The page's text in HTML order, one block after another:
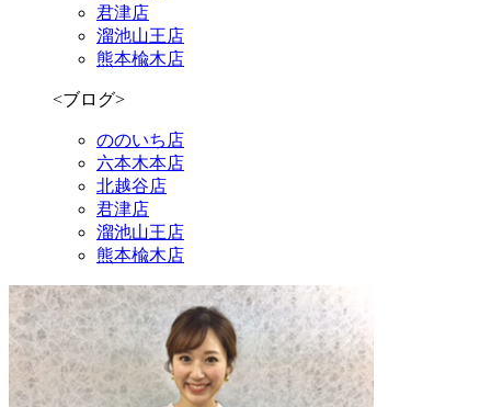
君津店
溜池山王店
熊本楡木店
<ブログ>
ののいち店
六本木本店
北越谷店
君津店
溜池山王店
熊本楡木店